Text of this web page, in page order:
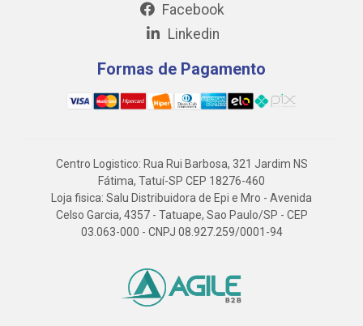
Facebook
Linkedin
Formas de Pagamento
Centro Logistico: Rua Rui Barbosa, 321 Jardim NS
Fátima, Tatuí-SP CEP 18276-460
Loja fisica: Salu Distribuidora de Epi e Mro - Avenida
Celso Garcia, 4357 - Tatuape, Sao Paulo/SP - CEP
03.063-000 - CNPJ 08.927.259/0001-94